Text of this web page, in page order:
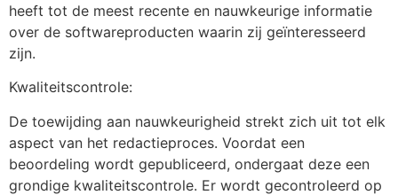
heeft tot de meest recente en nauwkeurige informatie
over de softwareproducten waarin zij geïnteresseerd
zijn.
Kwaliteitscontrole:
De toewijding aan nauwkeurigheid strekt zich uit tot elk
aspect van het redactieproces. Voordat een
beoordeling wordt gepubliceerd, ondergaat deze een
grondige kwaliteitscontrole. Er wordt gecontroleerd op